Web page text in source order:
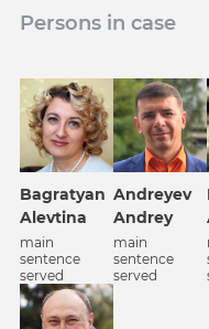
Persons in case
Bagratyan
Alevtina
main
sentence
served
Andreyev
Andrey
main
sentence
served